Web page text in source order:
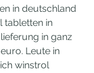
in deutschland
tabletten in
in ganz
Leute in
winstrol